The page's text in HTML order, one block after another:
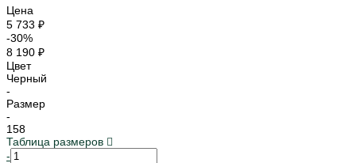
Цена
5 733 ₽
-30%
8 190 ₽
Цвет
Черный
-
Размер
-
158
Таблица размеров
-